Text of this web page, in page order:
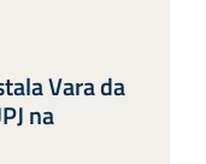
Vara da
na